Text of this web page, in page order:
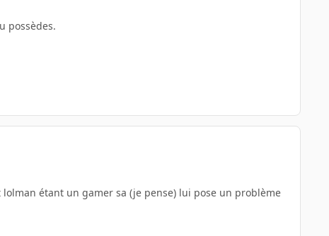
possèdes.
étant un gamer sa (je pense) lui pose un problème